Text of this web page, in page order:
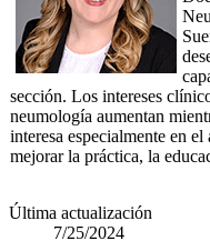
sección. Los intereses
neumología aumentan
interesa especialmente en
mejorar la práctica, la
Última actualización
7/25/2024